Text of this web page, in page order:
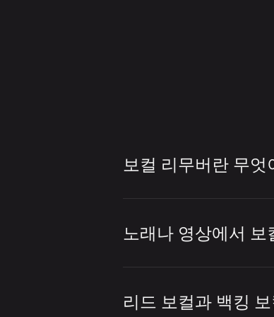
보컬 리무버란 무엇
다. 보컬 리무버는
보컬을 제거하기 위
노래나 영상에서
할 수 있습니다. 파
리드 보컬과 백킹